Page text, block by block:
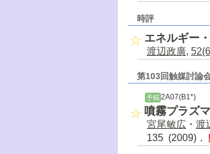
時評
エネルギー
渡辺政廣,
第103回触媒討論
予稿 2A07(B1*)
噴霧プラズ
宮尾敏広 ・ 渡
135 (2009)．